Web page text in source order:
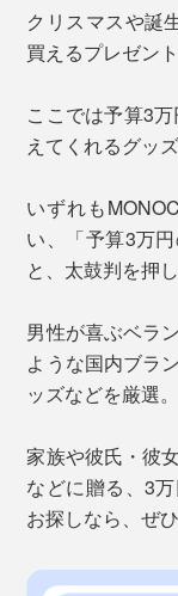
クリスマスや誕
買えるプレゼン
ここでは予算3万
えてくれるグッ
いずれも
い、「予算3万
と、太鼓判を押
男性が喜ぶベラ
ような国内ブラ
ッズなどを厳選。
家族や彼氏・彼
などに贈る、3
お探しなら、ぜ